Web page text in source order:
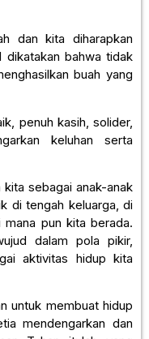
dan kita diharapkan
dikatakan bahwa tidak
buah yang
penuh kasih, solider,
keluhan serta
sebagai anak-anak
di tengah keluarga, di
pun kita berada.
dalam pola pikir,
aktivitas hidup kita
untuk membuat hidup
mendengarkan dan